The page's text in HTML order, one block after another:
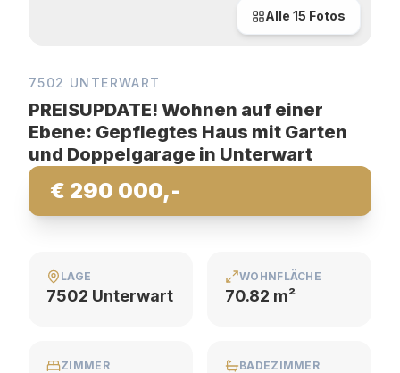
Alle 15 Fotos
7502 UNTERWART
PREISUPDATE! Wohnen auf einer
Ebene: Gepflegtes Haus mit Garten
und Doppelgarage in Unterwart
€ 290 000,-
LAGE
7502 Unterwart
WOHNFLÄCHE
70.82 m²
ZIMMER BADEZIMMER